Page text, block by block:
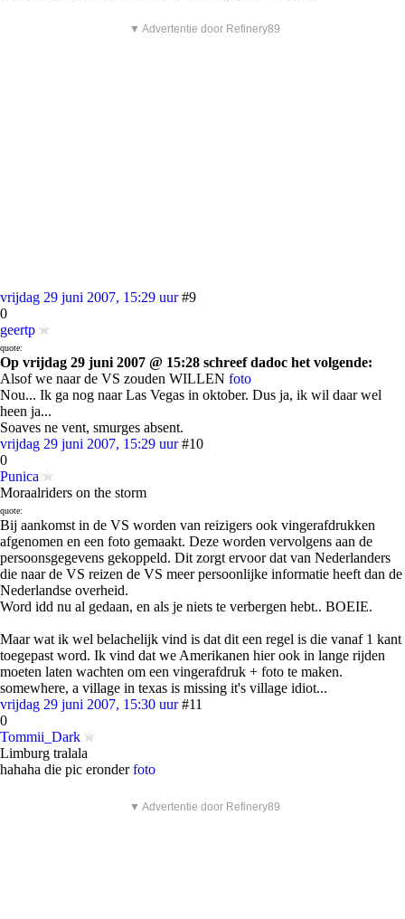
▼ Advertentie door Refinery89
vrijdag 29 juni 2007, 15:29 uur #9
0
geertp
quote:
Op vrijdag 29 juni 2007 @ 15:28 schreef dadoc het volgende:
Alsof we naar de VS zouden WILLEN foto
Nou... Ik ga nog naar Las Vegas in oktober. Dus ja, ik wil daar wel
heen ja...
Soaves ne vent, smurges absent.
vrijdag 29 juni 2007, 15:29 uur #10
0
Punica
Moraalriders on the storm
quote:
Bij aankomst in de VS worden van reizigers ook vingerafdrukken
afgenomen en een foto gemaakt. Deze worden vervolgens aan de
persoonsgegevens gekoppeld. Dit zorgt ervoor dat van Nederlanders
die naar de VS reizen de VS meer persoonlijke informatie heeft dan de
Nederlandse overheid.
Word idd nu al gedaan, en als je niets te verbergen hebt.. BOEIE.
Maar wat ik wel belachelijk vind is dat dit een regel is die vanaf 1 kant
toegepast word. Ik vind dat we Amerikanen hier ook in lange rijden
moeten laten wachten om een vingerafdruk + foto te maken.
somewhere, a village in texas is missing it's village idiot...
vrijdag 29 juni 2007, 15:30 uur #11
0
Tommii_Dark
Limburg tralala
hahaha die pic eronderfoto
▼ Advertentie door Refinery89